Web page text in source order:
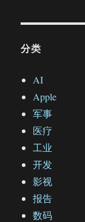
分类
AI
Apple
军事
医疗
工业
开发
影视
报告
数码